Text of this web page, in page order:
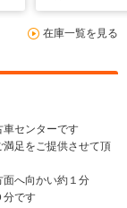
ー
突軽減ブレー
クカメラ/16イ
止装置
在庫一覧を見る
センターです
足をご提供させて頂
へ向かい約１分
分です